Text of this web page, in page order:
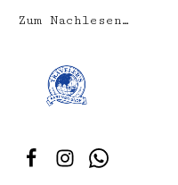
Zum Nachlesen…